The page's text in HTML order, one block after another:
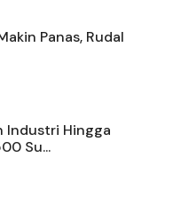
Panas, Rudal
Industri Hingga
Su...